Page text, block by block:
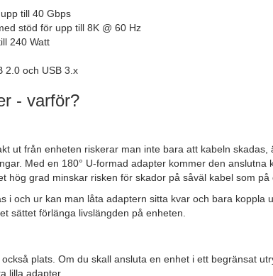
till 40 Gbps
stöd för upp till 8K @ 60 Hz
240 Watt
2.0 och USB 3.x
- varför?
ut från enheten riskerar man inte bara att kabeln
Med en 180° U-formad adapter kommer den
hög grad minskar risken för skador på såväl kabel som på
i och ur kan man låta adaptern sitta kvar och bara
sättet förlänga livslängden på enheten.
plats. Om du skall ansluta en enhet i ett begränsat
lilla adapter.